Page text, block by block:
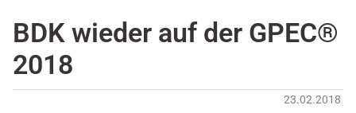
BDK wieder auf der GPEC®
2018
23.02.2018